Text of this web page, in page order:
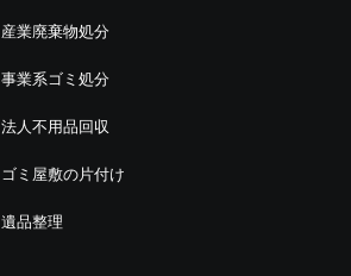
産業廃棄物処分
事業系ゴミ処分
法人不用品回収
ゴミ屋敷の片付け
遺品整理